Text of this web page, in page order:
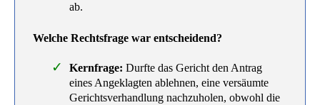
ab.
Welche Rechtsfrage war entscheidend?
Kernfrage: Durfte das Gericht den Antrag
eines Angeklagten ablehnen, eine versäumte
Gerichtsverhandlung nachzuholen, obwohl die